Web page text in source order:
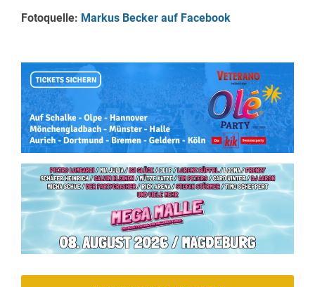
Fotoquelle: Markus Becker auf Facebook